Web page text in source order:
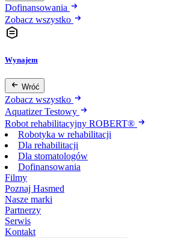
Dofinansowania
Zobacz wszystko
Wynajem
Wróć
Zobacz wszystko
Aquatizer Testowy
Robot rehabilitacyjny ROBERT®
Robotyka w rehabilitacji
Dla rehabilitacji
Dla stomatologów
Dofinansowania
Filmy
Poznaj Hasmed
Nasze marki
Partnerzy
Serwis
Kontakt